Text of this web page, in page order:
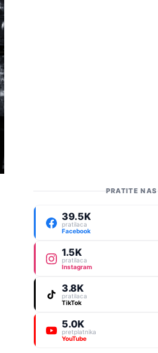
PRATITE NAS
39.5K
pratilaca
Facebook
1.5K
pratilaca
Instagram
3.8K
pratilaca
TikTok
5.0K
pretplatnika
YouTube